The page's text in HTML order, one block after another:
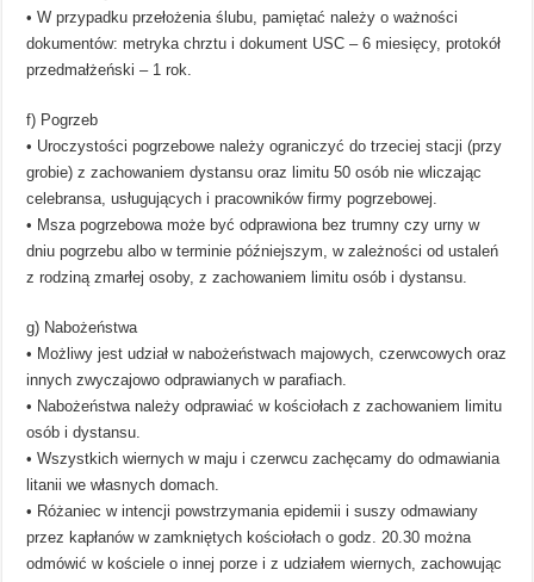
• W przypadku przełożenia ślubu, pamiętać należy o ważności
dokumentów: metryka chrztu i dokument USC – 6 miesięcy, protokół
przedmałżeński – 1 rok.
f) Pogrzeb
• Uroczystości pogrzebowe należy ograniczyć do trzeciej stacji (przy
grobie) z zachowaniem dystansu oraz limitu 50 osób nie wliczając
celebransa, usługujących i pracowników firmy pogrzebowej.
• Msza pogrzebowa może być odprawiona bez trumny czy urny w
dniu pogrzebu albo w terminie późniejszym, w zależności od ustaleń
z rodziną zmarłej osoby, z zachowaniem limitu osób i dystansu.
g) Nabożeństwa
• Możliwy jest udział w nabożeństwach majowych, czerwcowych oraz
innych zwyczajowo odprawianych w parafiach.
• Nabożeństwa należy odprawiać w kościołach z zachowaniem limitu
osób i dystansu.
• Wszystkich wiernych w maju i czerwcu zachęcamy do odmawiania
litanii we własnych domach.
• Różaniec w intencji powstrzymania epidemii i suszy odmawiany
przez kapłanów w zamkniętych kościołach o godz. 20.30 można
odmówić w kościele o innej porze i z udziałem wiernych, zachowując